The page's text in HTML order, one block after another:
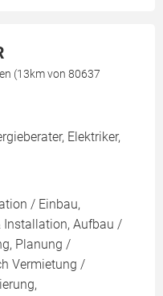
(13km von 80637
Elektriker,
/ Einbau,
Installation, Aufbau /
Planung /
Vermietung /